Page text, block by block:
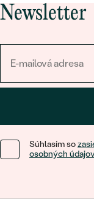
Newsletter
Súhlasím so
osobných